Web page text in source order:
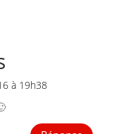
à 19h38